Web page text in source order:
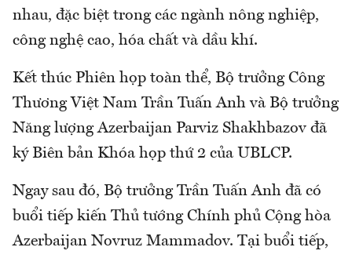
nhau, đặc biệt trong các ngành nông nghiệp,
công nghệ cao, hóa chất và dầu khí.
Kết thúc Phiên họp toàn thể, Bộ trưởng Công
Thương Việt Nam Trần Tuấn Anh và Bộ trưởng
Năng lượng Azerbaijan Parviz Shakhbazov đã
ký Biên bản Khóa họp thứ 2 của UBLCP.
Ngay sau đó, Bộ trưởng Trần Tuấn Anh đã có
buổi tiếp kiến Thủ tướng Chính phủ Cộng hòa
Azerbaijan Novruz Mammadov. Tại buổi tiếp,